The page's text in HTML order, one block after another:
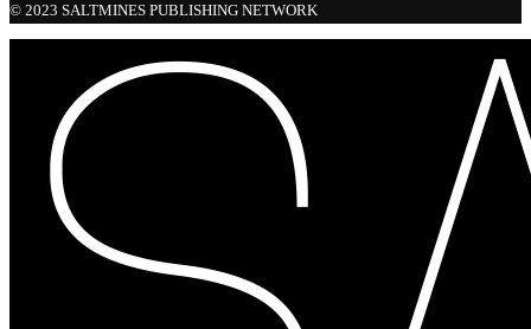
© 2023 SALTMINES PUBLISHING NETWORK